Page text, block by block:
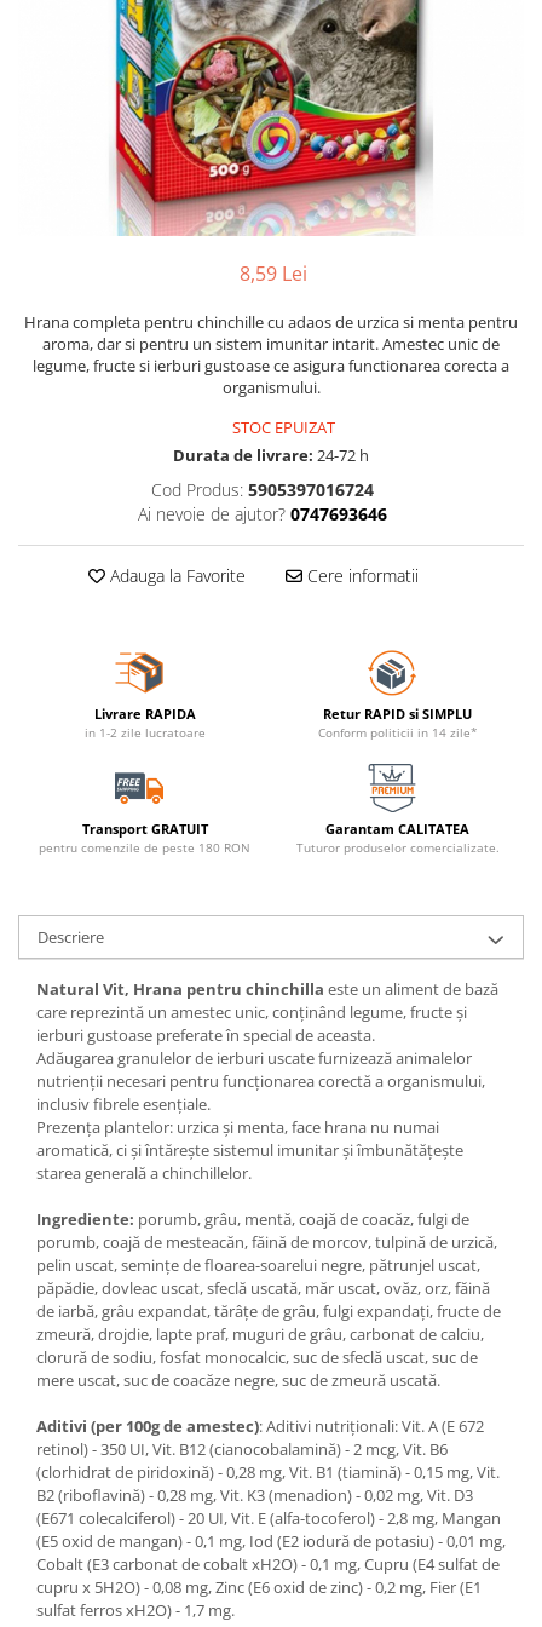
8,59 Lei
Hrana completa pentru chinchille cu adaos de urzica si menta pentru
aroma, dar si pentru un sistem imunitar intarit. Amestec unic de
legume, fructe si ierburi gustoase ce asigura functionarea corecta a
organismului.
STOC EPUIZAT
Durata de livrare: 24-72 h
Cod Produs: 5905397016724
Ai nevoie de ajutor? 0747693646
Adauga la Favorite Cere informatii
Livrare RAPIDA
in 1-2 zile lucratoare
Retur RAPID si SIMPLU
Conform politicii in 14 zile*
Transport GRATUIT
pentru comenzile de peste 180 RON
Garantam CALITATEA
Tuturor produselor comercializate.
Descriere
Natural Vit, Hrana pentru chinchilla este un aliment de bază
care reprezintă un amestec unic, conținând legume, fructe și
ierburi gustoase preferate în special de aceasta.
Adăugarea granulelor de ierburi uscate furnizează animalelor
nutrienții necesari pentru funcționarea corectă a organismului,
inclusiv fibrele esențiale.
Prezența plantelor: urzica și menta, face hrana nu numai
aromatică, ci și întărește sistemul imunitar și îmbunătățește
starea generală a chinchillelor.
Ingrediente: porumb, grâu, mentă, coajă de coacăz, fulgi de
porumb, coajă de mesteacăn, făină de morcov, tulpină de urzică,
pelin uscat, semințe de floarea-soarelui negre, pătrunjel uscat,
păpădie, dovleac uscat, sfeclă uscată, măr uscat, ovăz, orz, făină
de iarbă, grâu expandat, tărâțe de grâu, fulgi expandați, fructe de
zmeură, drojdie, lapte praf, muguri de grâu, carbonat de calciu,
clorură de sodiu, fosfat monocalcic, suc de sfeclă uscat, suc de
mere uscat, suc de coacăze negre, suc de zmeură uscată.
Aditivi (per 100g de amestec): Aditivi nutriționali: Vit. A (E 672
retinol) - 350 UI, Vit. B12 (cianocobalamină) - 2 mcg, Vit. B6
(clorhidrat de piridoxină) - 0,28 mg, Vit. B1 (tiamină) - 0,15 mg, Vit.
B2 (riboflavină) - 0,28 mg, Vit. K3 (menadion) - 0,02 mg, Vit. D3
(E671 colecalciferol) - 20 UI, Vit. E (alfa-tocoferol) - 2,8 mg, Mangan
(E5 oxid de mangan) - 0,1 mg, Iod (E2 iodură de potasiu) - 0,01 mg,
Cobalt (E3 carbonat de cobalt xH2O) - 0,1 mg, Cupru (E4 sulfat de
cupru x 5H2O) - 0,08 mg, Zinc (E6 oxid de zinc) - 0,2 mg, Fier (E1
sulfat ferros xH2O) - 1,7 mg.